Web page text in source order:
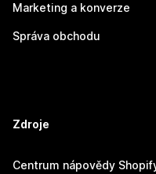
Marketing a konverze
Správa obchodu
Zdroje
Centrum nápovědy